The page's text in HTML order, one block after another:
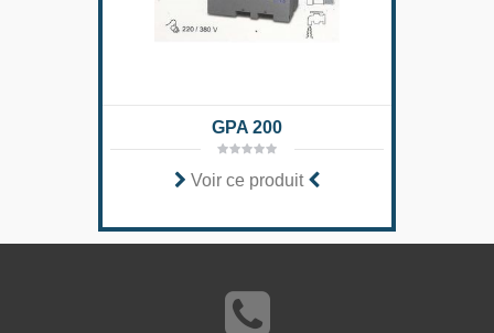
GPA 200
Voir ce produit